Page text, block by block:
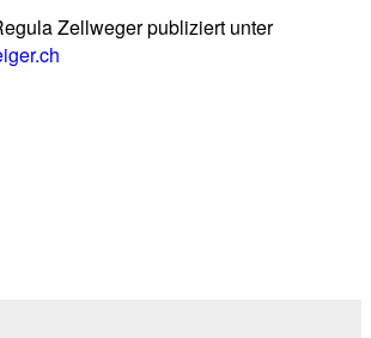
Zellweger publiziert unter